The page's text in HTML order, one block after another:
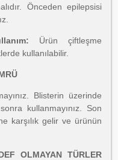
Önceden epilepsisi
Ürün çiftleşme
kullanılabilir.
Blisterin üzerinde
kullanmayınız. Son
karşılık gelir ve ürünün
OLMAYAN TÜRLER